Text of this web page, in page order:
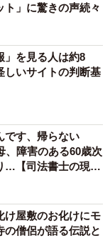
ト」に驚きの声続々
」を見る人は約8
いサイトの判断基
です、帰らない
障害のある60歳次
…【司法書士の現場
け屋敷のお化けにモ
僧侶が語る伝説と